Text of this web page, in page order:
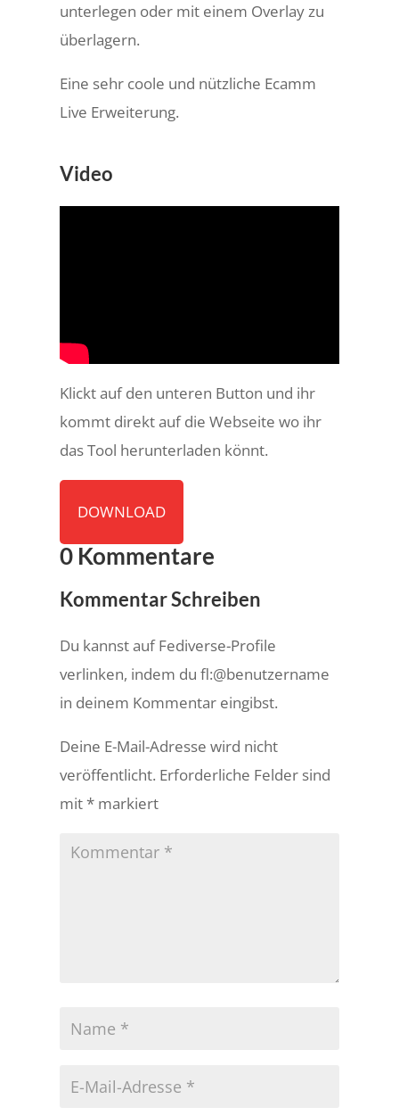
unterlegen oder mit einem Overlay zu
überlagern.
Eine sehr coole und nützliche Ecamm
Live Erweiterung.
Video
Klickt auf den unteren Button und ihr
kommt direkt auf die Webseite wo ihr
das Tool herunterladen könnt.
DOWNLOAD
0 Kommentare
Kommentar Schreiben
Du kannst auf Fediverse-Profile
verlinken, indem du fl:@benutzername
in deinem Kommentar eingibst.
Deine E-Mail-Adresse wird nicht
veröffentlicht. Erforderliche Felder sind
mit* markiert